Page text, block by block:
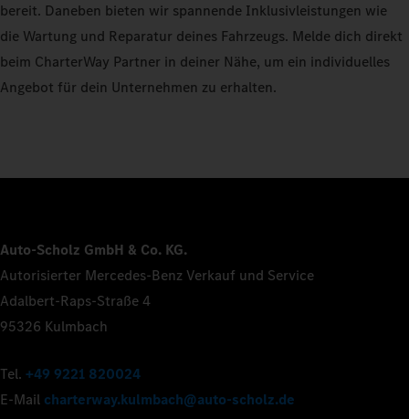
bereit. Daneben bieten wir spannende Inklusivleistungen wie
die Wartung und Reparatur deines Fahrzeugs. Melde dich direkt
beim CharterWay Partner in deiner Nähe, um ein individuelles
Angebot für dein Unternehmen zu erhalten.
Auto-Scholz GmbH & Co. KG.
Autorisierter Mercedes-Benz Verkauf und Service
Adalbert-Raps-Straße 4
95326 Kulmbach
Tel. +49 9221 820024
E-Mail charterway.kulmbach@auto-scholz.de